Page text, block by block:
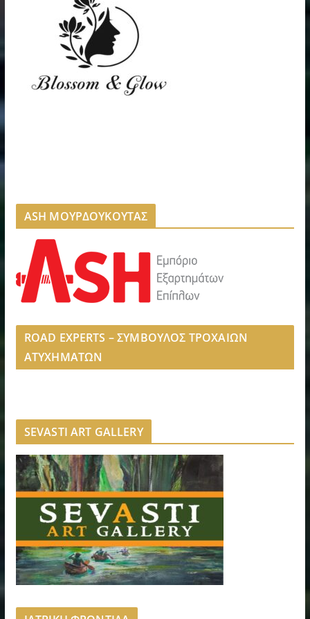
ASH ΜΟΥΡΔΟΥΚΟΥΤΑΣ
ROAD EXPERTS – ΣΥΜΒΟΥΛΟΣ ΤΡΟΧΑΙΩΝ
ΑΤΥΧΗΜΑΤΩΝ
SEVASTI ART GALLERY